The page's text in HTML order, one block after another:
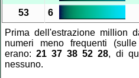
53
6
Prima dell'estrazione million
numeri meno frequenti
erano:21 37 38 52 28, di
nessuno.